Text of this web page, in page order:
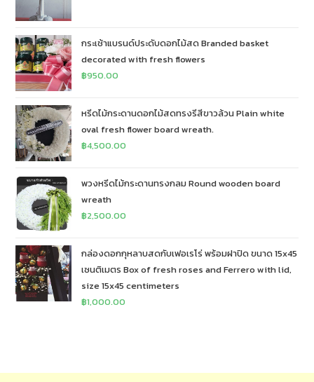
กระเช้าแบรนด์ประดับดอกไม้สด Branded basket
decorated with fresh flowers
฿950.00
หรีดไม้กระดานดอกไม้สดทรงรีสีขาวล้วน Plain white
oval fresh flower board wreath.
฿4,500.00
พวงหรีดไม้กระดานทรงกลม Round wooden board
wreath
฿2,500.00
กล่องดอกกุหลาบสดกับเฟอเรโร่ พร้อมฝาปิด ขนาด 15x45
เซนติเมตร Box of fresh roses and Ferrero with lid,
size 15x45 centimeters
฿1,000.00